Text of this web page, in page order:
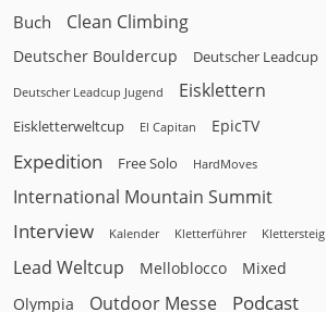
Buch Clean Climbing
Deutscher Bouldercup Deutscher Leadcup
Deutscher Leadcup Jugend Eisklettern
Eiskletterweltcup El Capitan EpicTV
Expedition Free Solo HardMoves
International Mountain Summit
Interview Kalender Kletterführer Klettersteig
Lead Weltcup Melloblocco Mixed
Olympia Outdoor Messe Podcast